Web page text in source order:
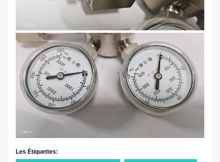
Les Étiquettes: